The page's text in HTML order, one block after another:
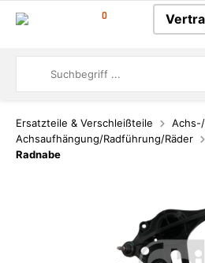
0
Ersatzteile & Verschleißteile
Achsaufhängung/Radführung/Räder
Radnabe